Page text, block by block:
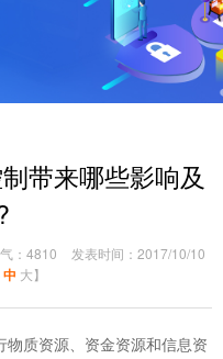
带来哪些影响及
：4810
发表时间：2017/10/10
中 大】
质资源、资金资源和信息资